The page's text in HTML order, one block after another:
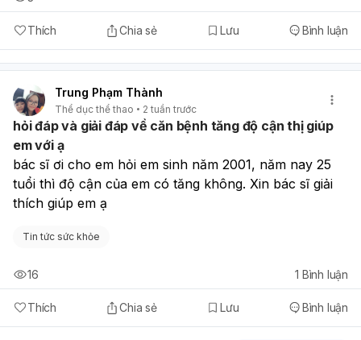
Thích Chia sẻ Lưu Bình luận
Trung Phạm Thành
Thể dục thể thao 2 tuần trước
hỏi đáp và giải đáp về căn bệnh tăng độ cận thị giúp
em với ạ
bác sĩ ơi cho em hỏi em sinh năm 2001, năm nay 25
tuổi thì độ cận của em có tăng không. Xin bác sĩ giải
thích giúp em ạ
Tin tức sức khỏe
Thích Chia sẻ Lưu Bình luận
16 1 Bình luận